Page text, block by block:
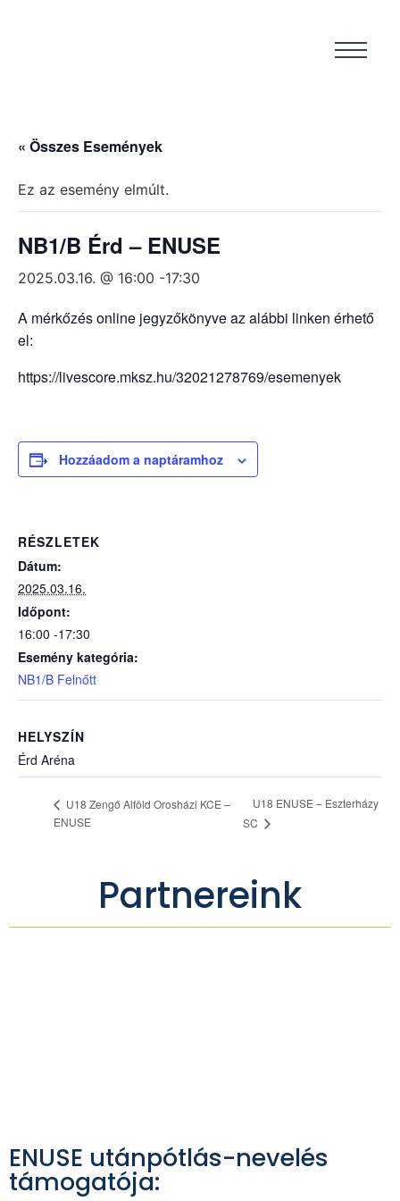
« Összes Események
Ez az esemény elmúlt.
NB1/B Érd – ENUSE
2025.03.16. @ 16:00 -17:30
A mérkőzés online jegyzőkönyve az alábbi linken érhető
el:
https://livescore.mksz.hu/32021278769/esemenyek
Hozzáadom a naptáramhoz
RÉSZLETEK
Dátum:
2025.03.16.
Időpont:
16:00 -17:30
Esemény kategória:
NB1/B Felnőtt
HELYSZÍN
Érd Aréna
U18 Zengő Alföld Orosházi KCE –
ENUSE
U18 ENUSE – Eszterházy
SC
Partnereink
ENUSE utánpótlás-nevelés
támogatója: